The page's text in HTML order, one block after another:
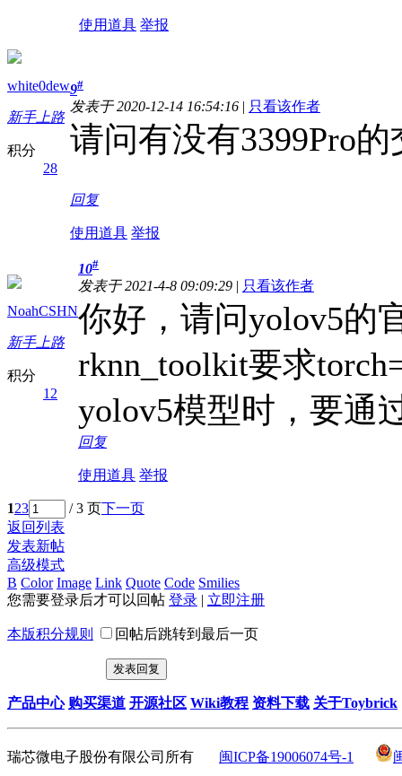
使用道具 举报
white0dew
新手上路
积分
28
9#
发表于 2020-12-14 16:54:16 | 只看该作者
请问有没有3399Pro
回复
使用道具 举报
NoahCSHN
新手上路
积分
12
10#
发表于 2021-4-8 09:09:29 | 只看该作者
你好，请问yolov5的
rknn_toolkit要求
yolov5模型时，要通
回复
使用道具 举报
123 / 3 页下一页
返回列表
发表新帖
高级模式
B Color Image Link Quote Code Smilies
您需要登录后才可以回帖 登录 | 立即注册
本版积分规则 回帖后跳转到最后一页
发表回复
产品中心 购买渠道 开源社区 Wiki教程 资料下载 关于Toybrick
瑞芯微电子股份有限公司所有 闽ICP备19006074号-1